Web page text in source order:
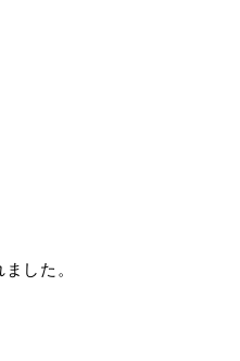
した。